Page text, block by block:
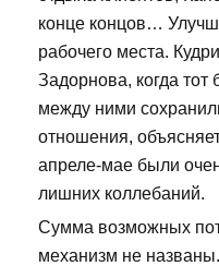
конце концов…
рабочего места.
Задорнова, когда
между ними
отношения,
апреле-мае были
лишних коллебаний.
Сумма возможных
механизм не названы.